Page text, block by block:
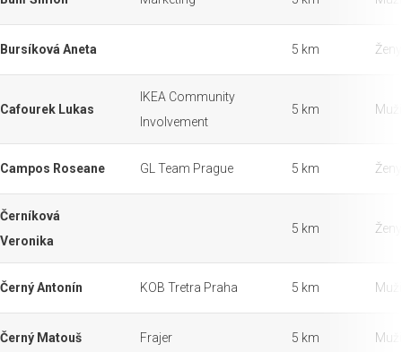
Bursíková Aneta 5 km Ženy
Cafourek Lukas
IKEA Community
Involvement
5 km Muži
Campos Roseane GL Team Prague 5 km Ženy
Černíková
Veronika
5 km Ženy
Černý Antonín KOB Tretra Praha 5 km Muži
Černý Matouš Frajer 5 km Muži